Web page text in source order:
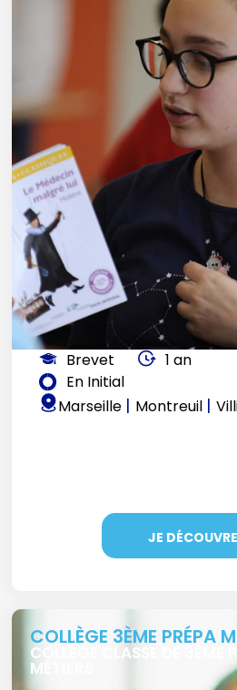
Brevet
1 an
En Initial
Marseille | Montreuil |
JE DÉCOUVRE
COLLÈGE 3ÈME PRÉPA
COLLÈGE CLASSE DE 3ÈME
MÉTIERS